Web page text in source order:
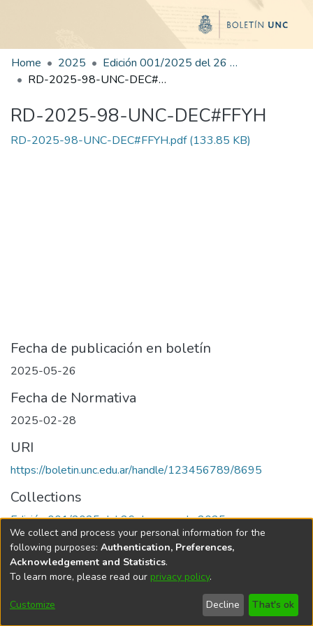
Home 2025
Edición 001/2025 del 26 de mayo de 2025
RD-2025-98-UNC-DEC#FFYH
RD-2025-98-UNC-DEC#FFYH
RD-2025-98-UNC-DEC#FFYH.pdf(133.85 KB)
Fecha de publicación en boletín
2025-05-26
Fecha de Normativa
2025-02-28
URI
https://boletin.unc.edu.ar/handle/123456789/8695
Collections
Edición 001/2025 del 26 de mayo de 2025
Universidad Nacional de Córdoba
We collect and process your personal information for the
following purposes: Authentication, Preferences,
Acknowledgement and Statistics.
To learn more, please read our privacy policy.
Customize Decline That's ok